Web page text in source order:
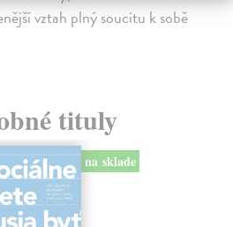
vztah plný soucitu k sobě
tituly
na sklade